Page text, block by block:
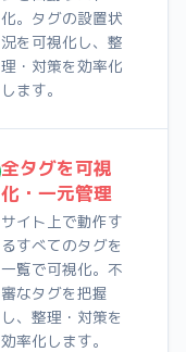
化。タグの設置状
況を可視化し、整
理・対策を効率化
します。
全タグを可視
化・一元管理
サイト上で動作す
るすべてのタグを
一覧で可視化。不
審なタグを把握
し、整理・対策を
効率化します。